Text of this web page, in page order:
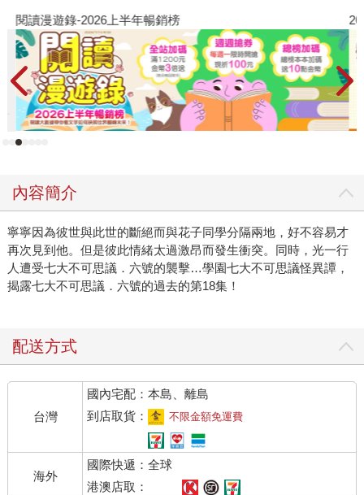
閱讀漫遊錄-2026上半年暢銷榜
內容簡介
寧寧因為彼世與此世的斷絕而與花子同學分隔兩地，好不容易才
再次見到他。但是彼此情緒太過激昂而發生衝突。同時，光一行
人遭受七大不可思議．六號的襲擊…學園七大不可思議怪異譚，
揭露七大不可思議．六號的過去的第18集！
配送方式
台灣
國內宅配：本島、離島
到店取貨：
不限金額免運費
海外
國際快遞：全球
港澳店取：